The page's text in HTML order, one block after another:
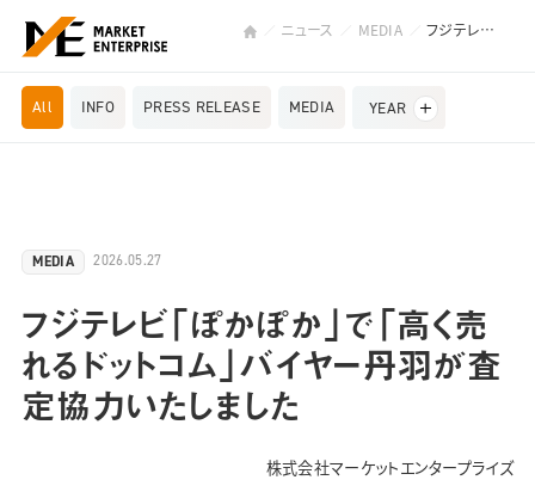
ニュース MEDIA フジテレビ「ぽかぽか」で「高く売れるドットコム」バイヤー丹羽が査定協力いたしました
All INFO PRESS RELEASE MEDIA YEAR
MEDIA 2026.05.27
フジテレビ「ぽかぽか」で「高く売
れるドットコム」バイヤー丹羽が査
定協力いたしました
株式会社マーケットエンタープライズ